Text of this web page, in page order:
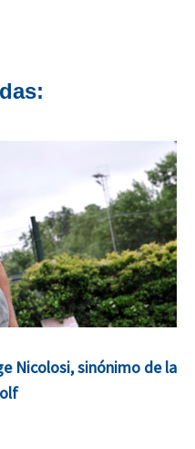
Nicolosi, sinónimo de la